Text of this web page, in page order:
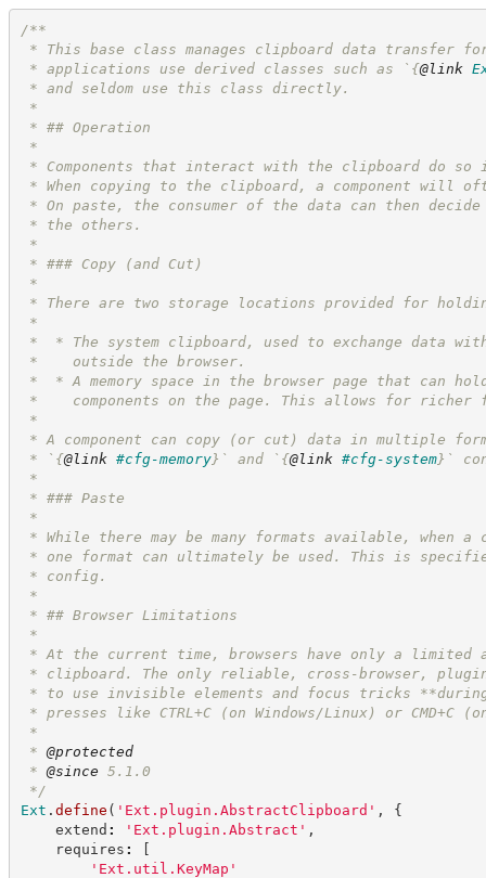
/**
* This base class manages clipboard data transfer
* applications use derived classes such as ` {@link
* and seldom use this class directly.
*
* ## Operation
*
* Components that interact with the clipboard do so
* When copying to the clipboard, a component will
* On paste, the consumer of the data can then
* the others.
*
* ### Copy (and Cut)
*
* There are two storage locations provided for
*
*  * The system clipboard, used to exchange data
*    outside the browser.
*  * A memory space in the browser page that can
*    components on the page. This allows for
*
* A component can copy (or cut) data in multiple
* ` {@link #cfg-memory} ` and ` {@link #cfg-system} `
*
* ### Paste
*
* While there may be many formats available, when a
* one format can ultimately be used. This is
* config.
*
* ## Browser Limitations
*
* At the current time, browsers have only a
* clipboard. The only reliable, cross-browser,
* to use invisible elements and focus tricks
* presses like CTRL+C (on Windows/Linux) or CMD+C
*
* @protected
* @since 5.1.0
*/
Ext . define ( ' Ext.plugin.AbstractClipboard ' ,
{
extend : ' Ext.plugin.Abstract ' ,
requires :
[
' Ext.util.KeyMap '